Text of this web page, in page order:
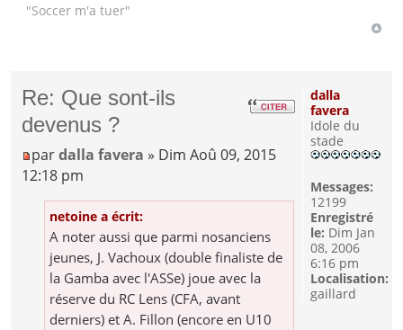
"Soccer m'a tuer"
Re: Que sont-ils
devenus ?
pardalla favera » Dim Aoû 09, 2015
12:18 pm
netoine a écrit:
A noter aussi que parmi nosanciens
jeunes, J. Vachoux (double finaliste de
la Gamba avec l'ASSe) joue avec la
réserve du RC Lens (CFA, avant
derniers) et A. Fillon (encore en U10
dalla
favera
Idole du
stade
Messages:
12199
Enregistré
le: Dim Jan
08, 2006
6:16 pm
Localisation:
gaillard